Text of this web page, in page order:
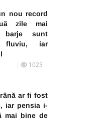
nou record
zile mai
barje sunt
fluviu, iar
1023
ar fi fost
iar pensia i-
mai bine de